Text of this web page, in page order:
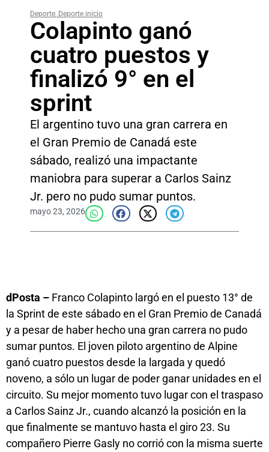
Deporte, Deporte inicio
Colapinto ganó
cuatro puestos y
finalizó 9° en el
sprint
El argentino tuvo una gran carrera en
el Gran Premio de Canadá este
sábado, realizó una impactante
maniobra para superar a Carlos Sainz
Jr. pero no pudo sumar puntos.
mayo 23, 2026
dPosta – Franco Colapinto largó en el puesto 13° de
la Sprint de este sábado en el Gran Premio de Canadá
y a pesar de haber hecho una gran carrera no pudo
sumar puntos. El joven piloto argentino de Alpine
ganó cuatro puestos desde la largada y quedó
noveno, a sólo un lugar de poder ganar unidades en el
circuito. Su mejor momento tuvo lugar con el traspaso
a Carlos Sainz Jr., cuando alcanzó la posición en la
que finalmente se mantuvo hasta el giro 23. Su
compañero Pierre Gasly no corrió con la misma suerte